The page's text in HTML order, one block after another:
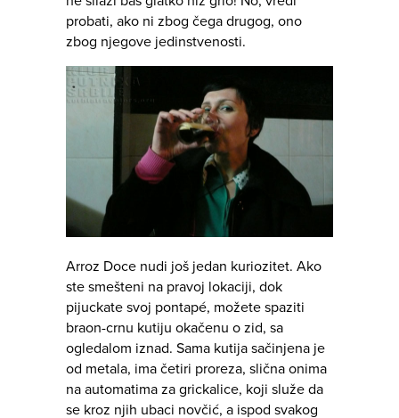
probati, ako ni zbog čega drugog, ono
zbog njegove jedinstvenosti.
Arroz Doce nudi još jedan kuriozitet. Ako
ste smešteni na pravoj lokaciji, dok
pijuckate svoj pontapé, možete spaziti
braon-crnu kutiju okačenu o zid, sa
ogledalom iznad. Sama kutija sačinjena je
od metala, ima četiri proreza, slična onima
na automatima za grickalice, koji služe da
se kroz njih ubaci novčić, a ispod svakog